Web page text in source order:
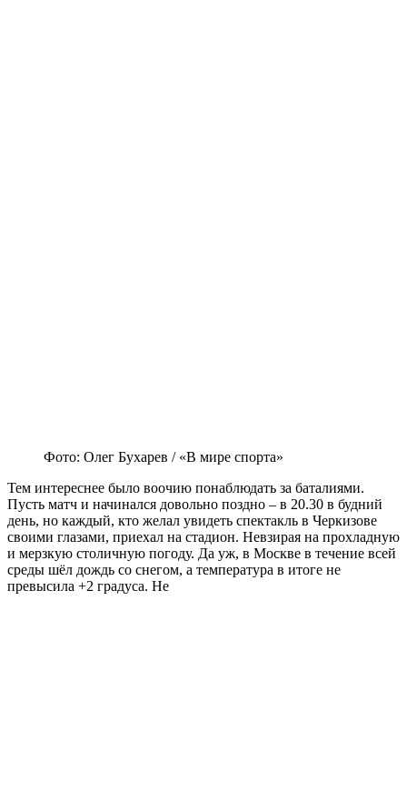
Фото: Олег Бухарев / «В мире спорта»
Тем интереснее было воочию понаблюдать за баталиями.
Пусть матч и начинался довольно поздно – в 20.30 в будний
день, но каждый, кто желал увидеть спектакль в Черкизове
своими глазами, приехал на стадион. Невзирая на прохладную
и мерзкую столичную погоду. Да уж, в Москве в течение всей
среды шёл дождь со снегом, а температура в итоге не
превысила +2 градуса. Не